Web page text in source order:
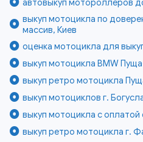
автовыкуп мотороллеров
выкуп мотоцикла по
массив, Киев
оценка мотоцикла для
выкуп мотоцикла BMW
выкуп ретро мотоцикла
выкуп мотоциклов г.
выкуп мотоцикла с
выкуп ретро мотоцикла г.